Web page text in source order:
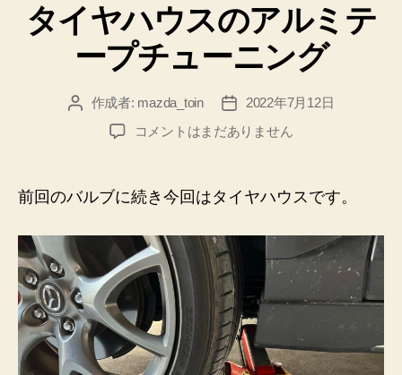
ゴ
リ
ー
タイヤハウスのアルミテ
ープチューニング
投 作成者: mazda_toin
投
稿
日
2022年7月12日
タ
ハ
ウ
の
ア
ミ
テ
ー
プ
コメントはまだありません
前回のバルブに続き今回はタイヤハウスです。